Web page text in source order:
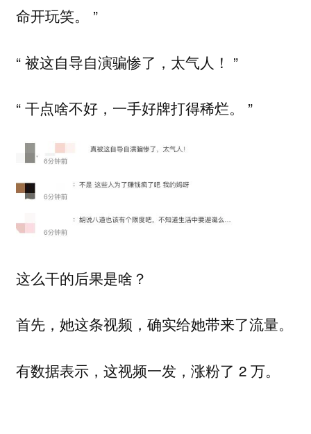
命开玩笑。 ”
“ 被这自导自演骗惨了，太气人！ ”
“ 干点啥不好，一手好牌打得稀烂。 ”
这么干的后果是啥？
首先，她这条视频，确实给她带来了流量。
有数据表示，这视频一发，涨粉了 2 万。